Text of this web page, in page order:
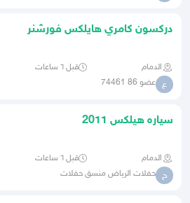
دركسون كامري هايلكس فورشنر
الدمام قبل ٦ ساعات
ع عضو 86 74461
سياره هيلكس 2011
الدمام قبل ٦ ساعات
ح حفلات الرياض منسق حفلات